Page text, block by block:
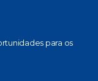
para os